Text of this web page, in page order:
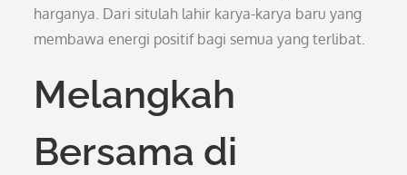
harganya. Dari situlah lahir karya-karya baru yang
membawa energi positif bagi semua yang terlibat.
Melangkah
Bersama di